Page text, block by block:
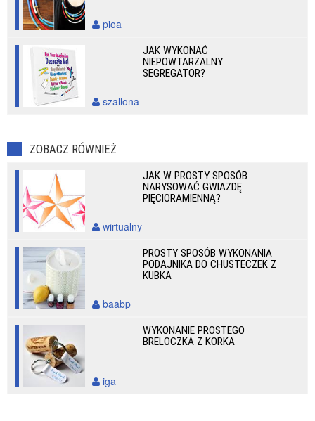
pioa
JAK WYKONAĆ
NIEPOWTARZALNY
SEGREGATOR?
szallona
ZOBACZ RÓWNIEŻ
JAK W PROSTY SPOSÓB
NARYSOWAĆ GWIAZDĘ
PIĘCIORAMIENNĄ?
wirtualny
PROSTY SPOSÓB WYKONANIA
PODAJNIKA DO CHUSTECZEK Z
KUBKA
baabp
WYKONANIE PROSTEGO
BRELOCZKA Z KORKA
iga